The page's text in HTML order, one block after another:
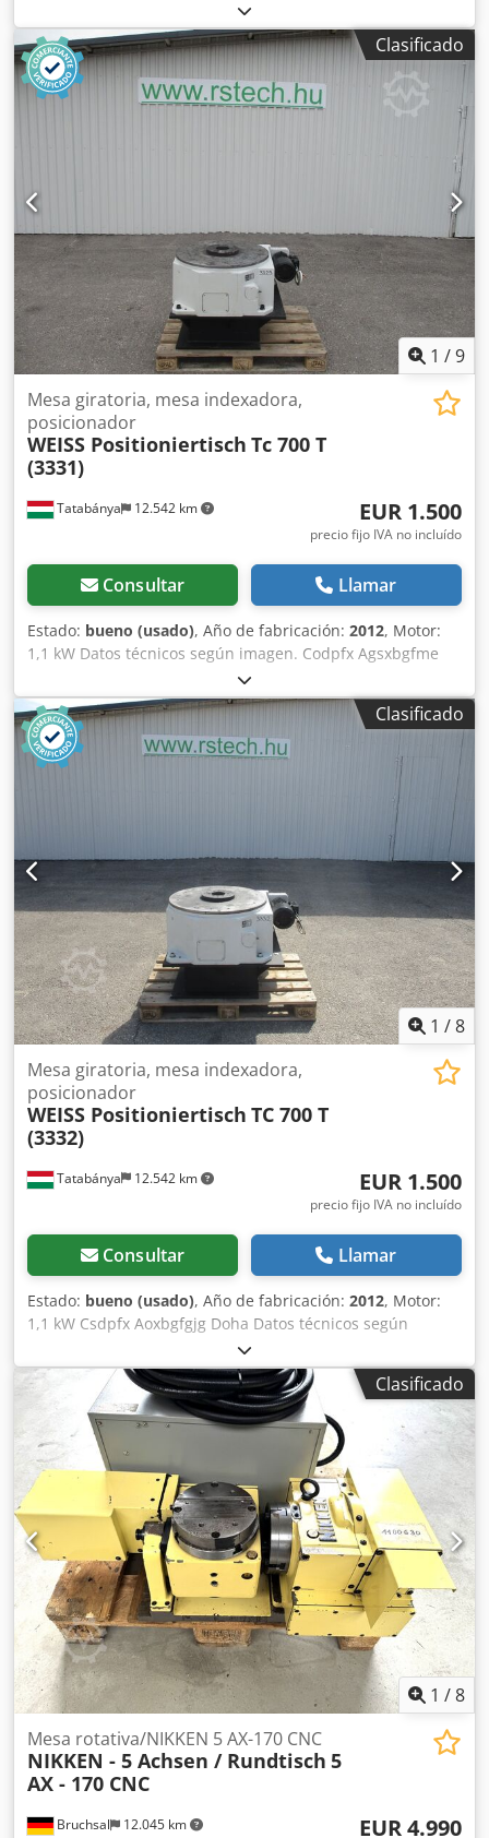
Clasificado
1 /9
Tatabánya 12.542 km
Mesa giratoria, mesa indexadora,
posicionador
WEISS Positioniertisch Tc 700 T
(3331)
EUR 1.500
precio fijo IVA no incluído
Consultar Llamar
Estado: bueno (usado), Año de fabricación: 2012, Motor:
1,1 kW Datos técnicos según imagen. Codpfx Agsxbgfme
Clasificado
1 /8
Tatabánya 12.542 km
Mesa giratoria, mesa indexadora,
posicionador
WEISS Positioniertisch TC 700 T
(3332)
EUR 1.500
precio fijo IVA no incluído
Consultar Llamar
Estado: bueno (usado), Año de fabricación: 2012, Motor:
1,1 kW Csdpfx Aoxbgfgjg Doha Datos técnicos según
Clasificado
1 /8
Bruchsal 12.045 km
Mesa rotativa/NIKKEN 5 AX-170 CNC
NIKKEN - 5 Achsen / Rundtisch 5
AX - 170 CNC
EUR 4.990